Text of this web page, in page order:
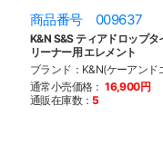
商品番号 009637
K&N S&S ティアドロップタ
リーナー用 エレメント
ブランド：K&N(ケーアンド
通常小売価格： 16,900円
通販在庫数：5